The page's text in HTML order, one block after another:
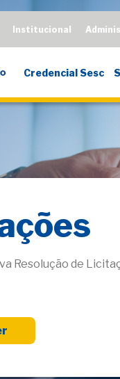
Institucional
Credencial Sesc
Resolução de